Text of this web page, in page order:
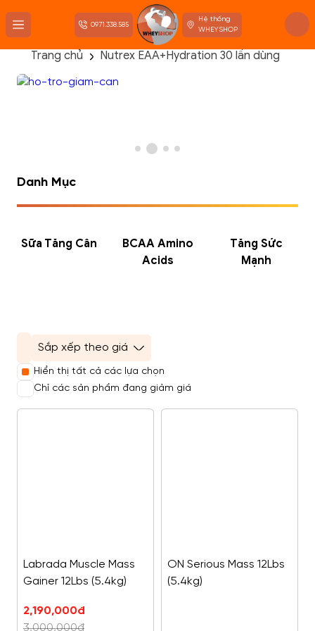
TRANG CHỦ
FLASH SALE
0971.338.585
Hệ thống
WHEYSHOP
Trang chủ Nutrex EAA+Hydration 30 lần dùng
Danh Mục
Sữa Tăng Cân
BCAA Amino
Acids
Tăng Sức
Mạnh
Hiển thị tất cả các lựa chọn
Chỉ các sản phẩm đang giảm giá
Labrada Muscle Mass
Gainer 12Lbs (5.4kg)
3,000,000đ
Giá
gốc
2,190,000đ
Giá
hiện
ON Serious Mass 12Lbs
(5.4kg)